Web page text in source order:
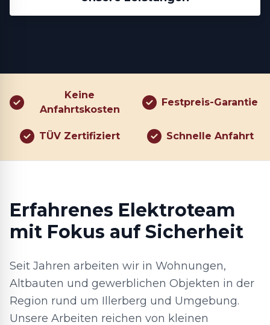
Keine
Anfahrtskosten
Festpreis-Garantie
TÜV Zertifiziert Schnelle Anfahrt
Erfahrenes Elektroteam
mit Fokus auf Sicherheit
Seit Jahren arbeiten wir in Wohnungen,
Altbauten und gewerblichen Objekten in der
Region rund um Illerberg und Umgebung.
Unsere Arbeiten reichen von kleinen